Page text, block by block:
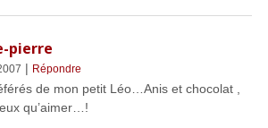
pierre
| Répondre
de mon petit Léo…Anis et chocolat ,
qu’aimer…!